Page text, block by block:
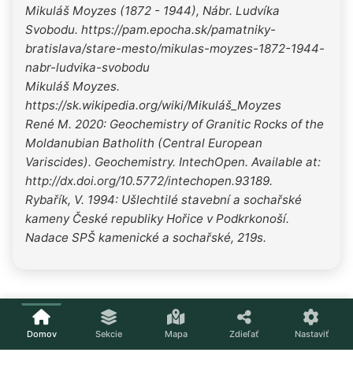
Mikuláš Moyzes (1872 - 1944), Nábr. Ludvíka
Svobodu. https://pam.epocha.sk/pamatniky-
bratislava/stare-mesto/mikulas-moyzes-1872-1944-
nabr-ludvika-svobodu
Mikuláš Moyzes.
https://sk.wikipedia.org/wiki/Mikuláš_Moyzes
René M. 2020: Geochemistry of Granitic Rocks of the
Moldanubian Batholith (Central European
Variscides). Geochemistry. IntechOpen. Available at:
http://dx.doi.org/10.5772/intechopen.93189.
Rybařík, V. 1994: Ušlechtilé stavební a sochařské
kameny České republiky Hořice v Podkrkonoší.
Nadace SPŠ kamenické a sochařské, 219s.
Domov Sekcie Mapa Zdieľať Nastaviť